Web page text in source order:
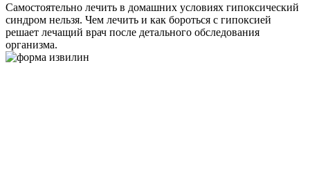
Самостоятельно лечить в домашних условиях гипоксический
синдром нельзя. Чем лечить и как бороться с гипоксией
решает лечащий врач после детального обследования
организма.